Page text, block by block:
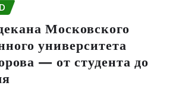
Московского
университета
— от студента до